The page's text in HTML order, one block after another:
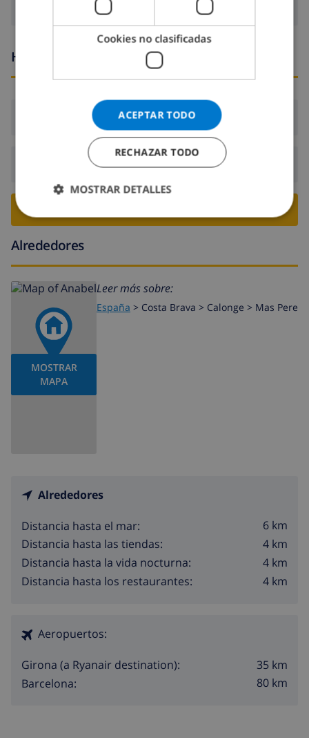
Horario de llegada y salida
Llegada: Desde 16:00 antes de 21:00
Salida:Antes de: 10:00
Alrededores
MOSTRAR
MAPA
Leer más sobre:
España > Costa Brava > Calonge > Mas Pere
Alrededores
Distancia hasta el mar:
6 km
Distancia hasta las tiendas:
4 km
Distancia hasta la vida nocturna:
4 km
Distancia hasta los restaurantes:
4 km
Aeropuertos:
Girona (a Ryanair destination):
35 km
Barcelona:
80 km
Cookies no clasificadas
ACEPTAR TODO
RECHAZAR TODO
MOSTRAR DETALLES